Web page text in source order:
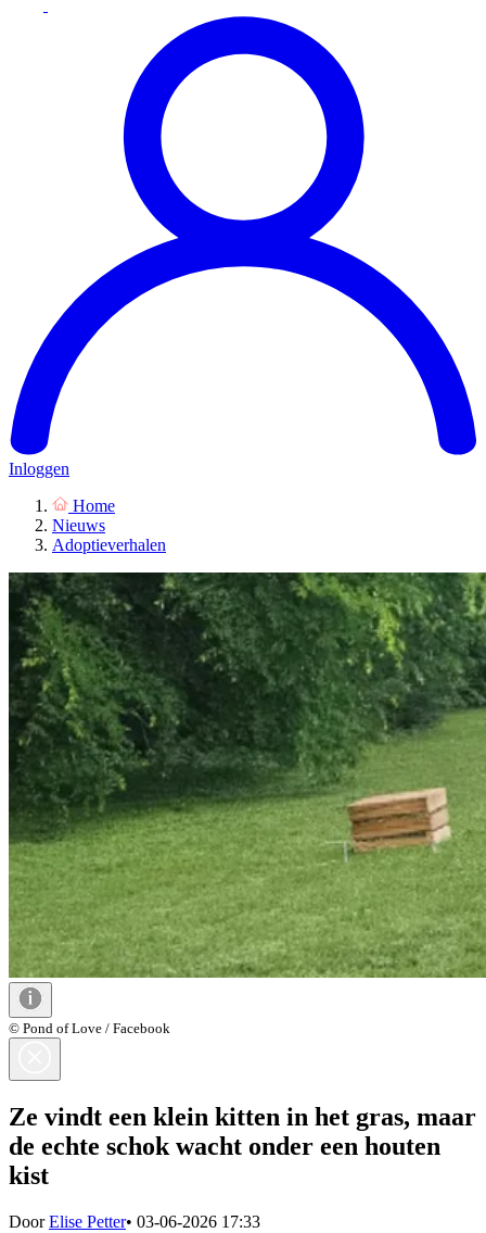
Inloggen
Home
Nieuws
Adoptieverhalen
© Pond of Love / Facebook
Ze vindt een klein kitten in het gras, maar
de echte schok wacht onder een houten
kist
DoorElise Petter• 03-06-2026 17:33